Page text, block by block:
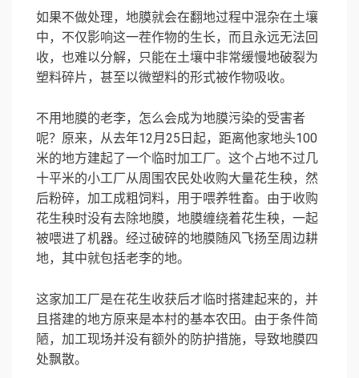
如果不做处理，地膜就会在翻地过程中混杂在土壤
中，不仅影响这一茬作物的生长，而且永远无法回
收，也难以分解，只能在土壤中非常缓慢地破裂为
塑料碎片，甚至以微塑料的形式被作物吸收。
不用地膜的老李，怎么会成为地膜污染的受害者
呢？原来，从去年12月25日起，距离他家地头100
米的地方建起了一个临时加工厂。这个占地不过几
十平米的小工厂从周围农民处收购大量花生秧，然
后粉碎，加工成粗饲料，用于喂养牲畜。由于收购
花生秧时没有去除地膜，地膜缠绕着花生秧，一起
被喂进了机器。经过破碎的地膜随风飞扬至周边耕
地，其中就包括老李的地。
这家加工厂是在花生收获后才临时搭建起来的，并
且搭建的地方原来是本村的基本农田。由于条件简
陋，加工现场并没有额外的防护措施，导致地膜四
处飘散。